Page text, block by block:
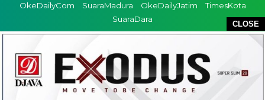
CLOSE
OkeDailyCom
SuaraMadura OkeDailyJatim
TimesKota
SuaraDara
COPYRIGHT ©2026 SETARAINFO - ALL RIGHTS RESERVED